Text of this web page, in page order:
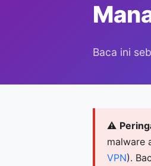
Baca ini
⚠️
malware
VPN).